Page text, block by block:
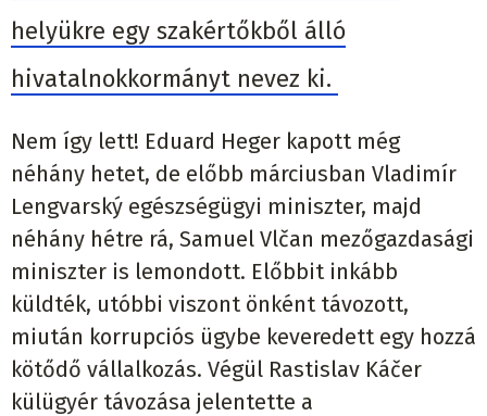
helyükre egy szakértőkből álló
hivatalnokkormányt nevez ki.
Nem így lett! Eduard Heger kapott még
néhány hetet, de előbb márciusban Vladimír
Lengvarský egészségügyi miniszter, majd
néhány hétre rá, Samuel Vlčan mezőgazdasági
miniszter is lemondott. Előbbit inkább
küldték, utóbbi viszont önként távozott,
miután korrupciós ügybe keveredett egy hozzá
kötődő vállalkozás. Végül Rastislav Káčer
külügyér távozása jelentette a